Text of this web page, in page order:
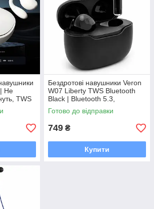
Не
TWS
Бездротові навушники Veron
W07 Liberty TWS Bluetooth
Black | Bluetooth 5.3,
сенсорне керування,
мікрофон
Готово до відправки
749 ₴
Купити